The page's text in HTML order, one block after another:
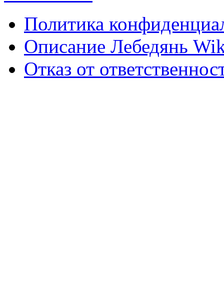
Политика
Описание Лебедянь
Отказ от